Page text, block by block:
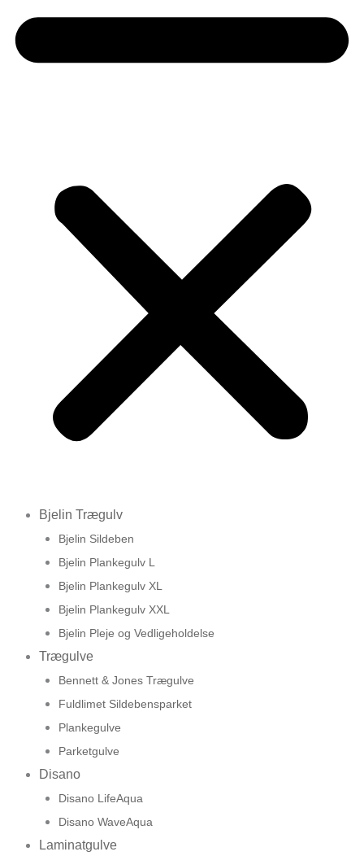
Bjelin Trægulv
Bjelin Sildeben
Bjelin Plankegulv L
Bjelin Plankegulv XL
Bjelin Plankegulv XXL
Bjelin Pleje og Vedligeholdelse
Trægulve
Bennett & Jones Trægulve
Fuldlimet Sildebensparket
Plankegulve
Parketgulve
Disano
Disano LifeAqua
Disano WaveAqua
Laminatgulve